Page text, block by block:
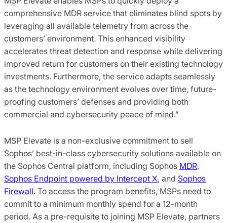
comprehensive MDR service that eliminates blind spots by
leveraging all available telemetry from across the
customers’ environment. This enhanced visibility
accelerates threat detection and response while delivering
improved return for customers on their existing technology
investments. Furthermore, the service adapts seamlessly
as the technology environment evolves over time, future-
proofing customers’ defenses and providing both
commercial and cybersecurity peace of mind.”
MSP Elevate is a non-exclusive commitment to sell
Sophos’ best-in-class cybersecurity solutions available on
the Sophos Central platform, including Sophos MDR,
Sophos Endpoint powered by Intercept X, and Sophos
Firewall. To access the program benefits, MSPs need to
commit to a minimum monthly spend for a 12-month
period. As a pre-requisite to joining MSP Elevate, partners